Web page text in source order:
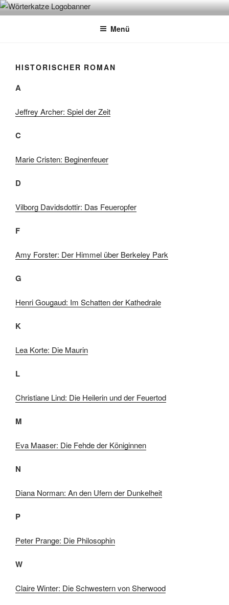
Zum
InhaltWÖRTERKATZE
Von Büchern erzählen
Menü
HISTORISCHER ROMAN
A
Jeffrey Archer: Spiel der Zeit
C
Marie Cristen: Beginenfeuer
D
Vilborg Davidsdottir: Das Feueropfer
F
Amy Forster: Der Himmel über Berkeley Park
G
Henri Gougaud: Im Schatten der Kathedrale
K
Lea Korte: Die Maurin
L
Christiane Lind: Die Heilerin und der Feuertod
M
Eva Maaser: Die Fehde der Königinnen
N
Diana Norman: An den Ufern der Dunkelheit
P
Peter Prange: Die Philosophin
W
Claire Winter: Die Schwestern von Sherwood